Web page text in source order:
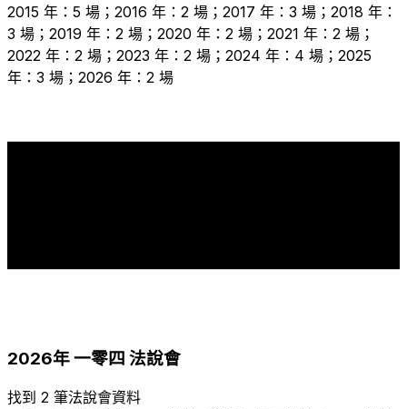
2015 年：5 場；2016 年：2 場；2017 年：3 場；2018 年：
3 場；2019 年：2 場；2020 年：2 場；2021 年：2 場；
2022 年：2 場；2023 年：2 場；2024 年：4 場；2025
年：3 場；2026 年：2 場
2026年一零四 法說會
找到 2 筆法說會資料